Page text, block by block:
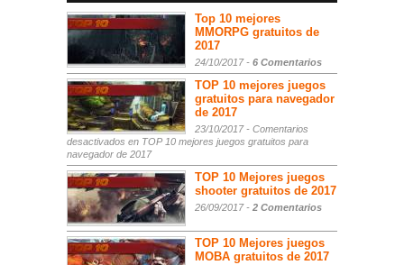
Top 10 mejores
MMORPG gratuitos de
2017
24/10/2017 - 6 Comentarios
TOP 10 mejores juegos
gratuitos para navegador
de 2017
23/10/2017 - Comentarios
desactivados en TOP 10 mejores juegos gratuitos para
navegador de 2017
TOP 10 Mejores juegos
shooter gratuitos de 2017
26/09/2017 - 2 Comentarios
TOP 10 Mejores juegos
MOBA gratuitos de 2017